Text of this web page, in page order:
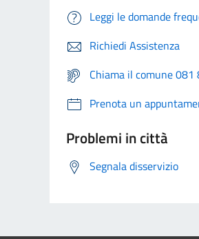
Leggi le domande
Richiedi Assistenza
Chiama il comune
Prenota un
Problemi in città
Segnala disservizio